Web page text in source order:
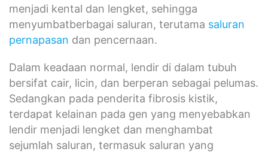
menjadi kental dan lengket, sehingga
menyumbatberbagai saluran, terutama saluran
pernapasan dan pencernaan.
Dalam keadaan normal, lendir di dalam tubuh
bersifat cair, licin, dan berperan sebagai pelumas.
Sedangkan pada penderita fibrosis kistik,
terdapat kelainan pada gen yang menyebabkan
lendir menjadi lengket dan menghambat
sejumlah saluran, termasuk saluran yang